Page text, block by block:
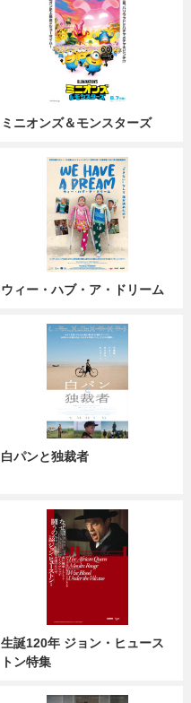
ミニオンズ＆モンスターズ
ウィー・ハブ・ア・ドリーム
白パンと独裁者
生誕120年 ジョン・ヒュース
トン特集